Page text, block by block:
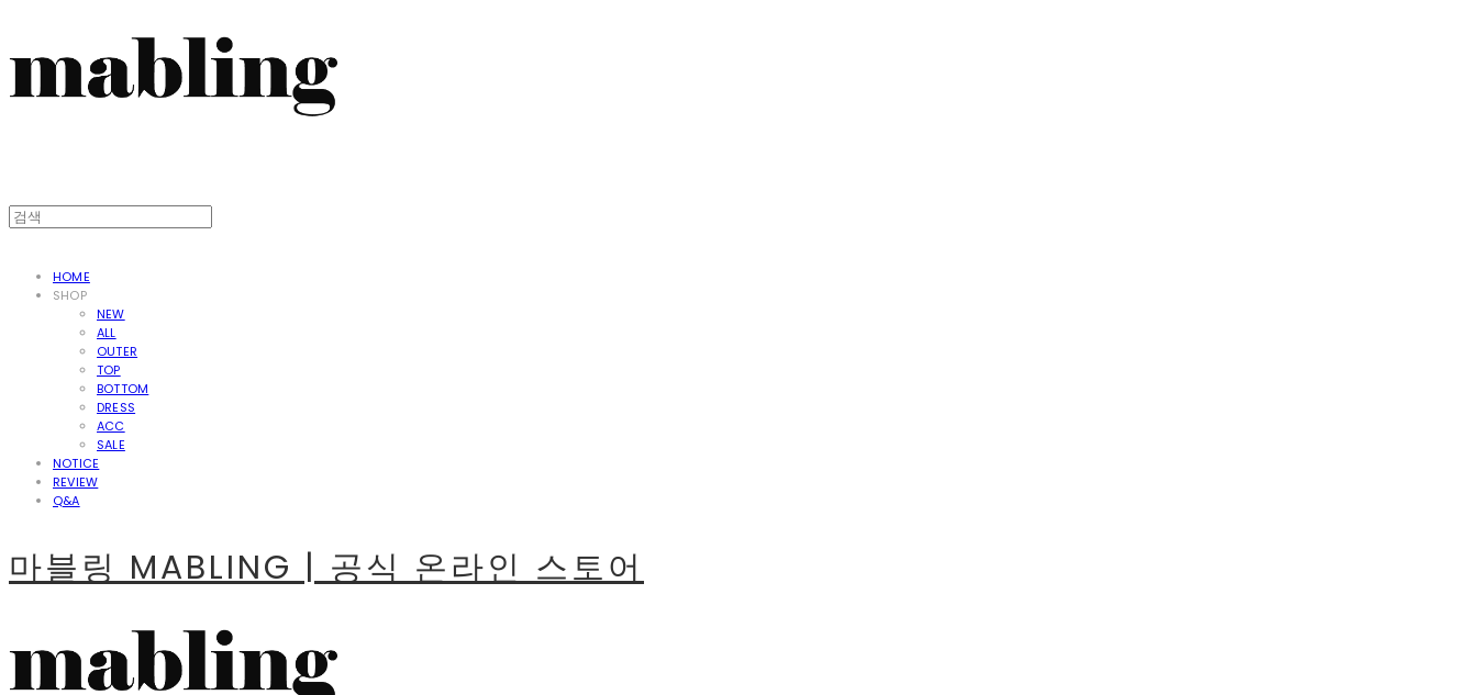
HOME
SHOP
NEW
ALL
OUTER
TOP
BOTTOM
DRESS
ACC
SALE
NOTICE
REVIEW
Q&A
마블링 MABLING | 공식 온라인 스토어